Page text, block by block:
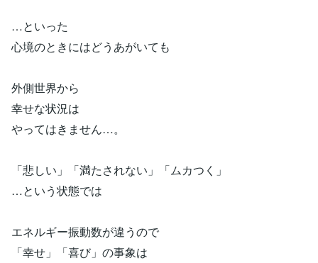
…といった
心境のときにはどうあがいても
外側世界から
幸せな状況は
やってはきません…。
「悲しい」「満たされない」「ムカつく」
…という状態では
エネルギー振動数が違うので
「幸せ」「喜び」の事象は